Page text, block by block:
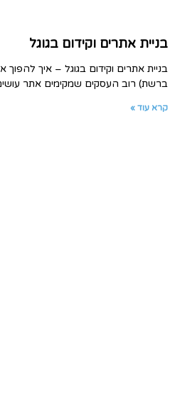
בניית אתרים וקידום בגוגל
בניית אתרים וקידום בגוגל – איך
ברשת) רוב העסקים שמקימים אתר
קרא עוד »